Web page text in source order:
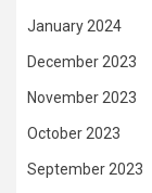
January 2024
December 2023
November 2023
October 2023
September 2023